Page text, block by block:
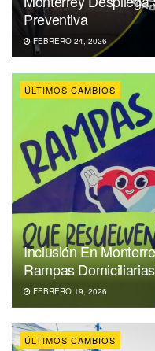
Preventiva
FEBRERO 24, 2026
ÚLTIMOS CAMBIOS
Inclusión En
Rampas Domiciliarias
FEBRERO 19, 2026
ÚLTIMOS CAMBIOS